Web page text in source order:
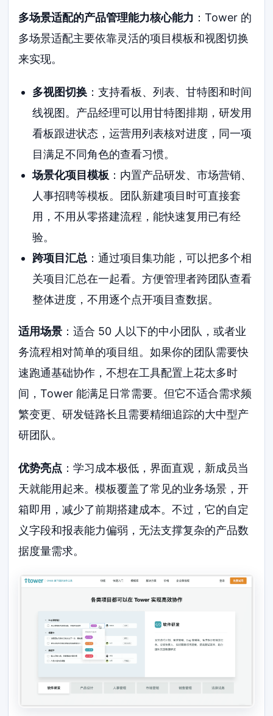
多场景适配的产品管理能力核心能力 ：Tower 的
多场景适配主要依靠灵活的项目模板和视图切换
来实现。
多视图切换：支持看板、列表、甘特图和时间
线视图。产品经理可以用甘特图排期，研发用
看板跟进状态，运营用列表核对进度，同一项
目满足不同角色的查看习惯。
场景化项目模板 ：内置产品研发、市场营销、
人事招聘等模板。团队新建项目时可直接套
用，不用从零搭建流程，能快速复用已有经
验。
跨项目汇总：通过项目集功能，可以把多个相
关项目汇总在一起看。方便管理者跨团队查看
整体进度，不用逐个点开项目查数据。
适用场景 ：适合 50 人以下的中小团队，或者业
务流程相对简单的项目组。如果你的团队需要快
速跑通基础协作，不想在工具配置上花太多时
间，Tower 能满足日常需要。但它不适合需求频
繁变更、研发链路长且需要精细追踪的大中型产
研团队。
优势亮点 ：学习成本极低，界面直观，新成员当
天就能用起来。模板覆盖了常见的业务场景，开
箱即用，减少了前期搭建成本。不过，它的自定
义字段和报表能力偏弱，无法支撑复杂的产品数
据度量需求。